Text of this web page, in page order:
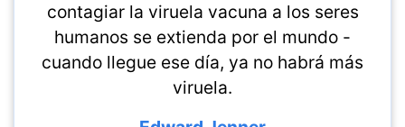
contagiar la viruela vacuna a los seres
humanos se extienda por el mundo -
cuando llegue ese día, ya no habrá más
viruela.